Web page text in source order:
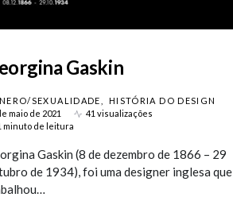
Gaskin
SEXUALIDADE
HISTÓRIA DO DESIGN
maio de 2021
41 visualizações
minuto de leitura
Gaskin (8 de dezembro de 1866 – 29
de 1934), foi uma designer inglesa que